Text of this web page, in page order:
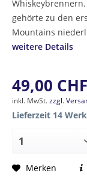
gehörte zu den
Mountains
weitere Details
49,00
inkl. MwSt.zzgl.
Lieferzeit 14
Merken